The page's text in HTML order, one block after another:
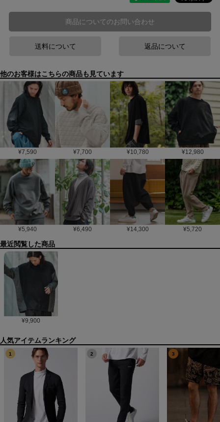
商品についてのお問い合わせ
送料について 返品について
他のお客様はこちらの商品も見ています
¥7,590 ¥7,700 ¥10,780 ¥12,980
¥5,940 ¥6,490 ¥14,300 ¥5,720
最近閲覧した商品
¥9,900
1 2 3